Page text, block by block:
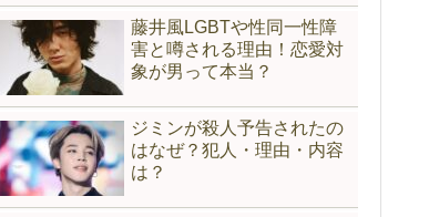
藤井風LGBTや性同一性障
害と噂される理由！恋愛対
象が男って本当？
ジミンが殺人予告されたの
はなぜ？犯人・理由・内容
は？